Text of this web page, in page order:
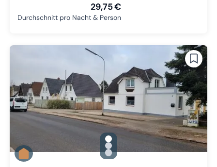
29,75 €
Durchschnitt pro Nacht & Person
gallery.slide_selector
Zu Slide 1 wechseln
Zu Slide 2 wechseln
Zu Slide 3 wechseln